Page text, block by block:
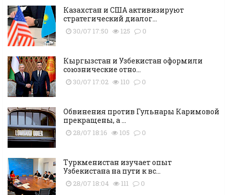
Казахстан и США активизируют
стратегический диалог...
30/07 17:50 125 0
Кыргызстан и Узбекистан оформили
союзнические отно...
30/07 17:02 110 0
Обвинения против Гульнары Каримовой
прекращены, а ...
28/07 18:16 105 0
Туркменистан изучает опыт
Узбекистана на пути к вс...
28/07 18:04 111 0